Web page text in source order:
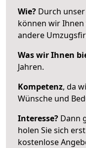
Wie? Durch
können wir
andere
Was wir Ihnen
Jahren.
Kompetenz, da
Wünsche und
Interesse? Dann
holen Sie sich
kostenlose